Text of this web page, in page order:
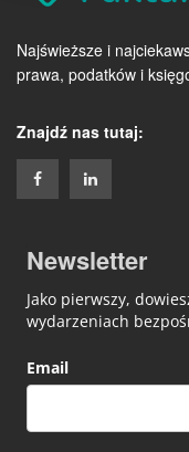
Najświeższe i
prawa, podatków i
Znajdź nas tutaj:
Newsletter
Jako pierwszy,
wydarzeniach
Email